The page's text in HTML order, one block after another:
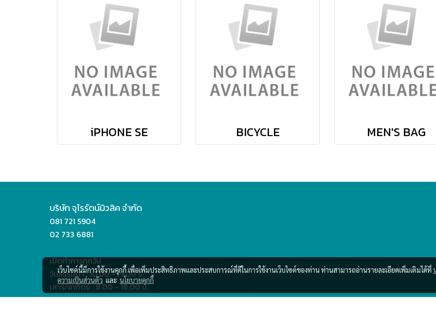
iPHONE SE BICYCLE MEN'S BAG
บริษัท จุไรรัตน์มิวสิค จำกัด
081 721 5904
02 733 6881
เปิดทำการทุกวัน
วันธรรมดา : 10.00 - 19.00 น.
เสาร์/อาทิตย์ : 8.00 - 18.00 น.
เว็บไซต์นี้มีการใช้งานคุกกี้ เพื่อเพิ่มประสิทธิภาพและประสบการณ์ที่ดีในการใช้งานเว็บไซต์ของท่าน ท่านสามารถอ่านรายละเอียดเพิ่มเติมได้ที่
ความเป็นส่วนตัว และ นโยบายคุกกี้